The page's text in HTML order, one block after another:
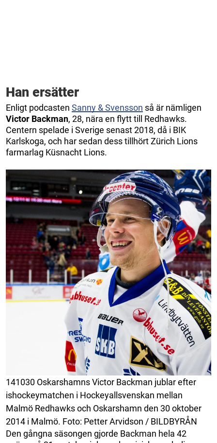
Han ersätter
Enligt podcasten Sanny & Svensson så är nämligen
Victor Backman, 28, nära en flytt till Redhawks.
Centern spelade i Sverige senast 2018, då i BIK
Karlskoga, och har sedan dess tillhört Zürich Lions
farmarlag Küsnacht Lions.
141030 Oskarshamns Victor Backman jublar efter
ishockeymatchen i Hockeyallsvenskan mellan
Malmö Redhawks och Oskarshamn den 30 oktober
2014 i Malmö. Foto: Petter Arvidson / BILDBYRÅN
Den gångna säsongen gjorde Backman hela 42